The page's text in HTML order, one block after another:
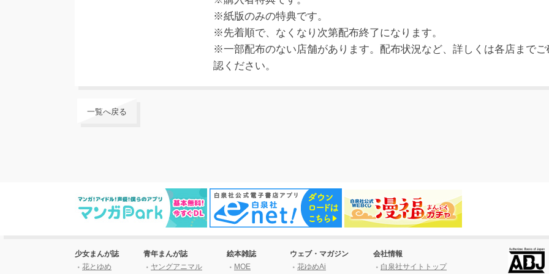
※紙版のみの特典です。
※先着順で、なくなり次第配布終了になります。
※一部配布のない店舗があります。配布状況など、詳しくは各店までご
認ください。
一覧へ戻る
少女まんが誌
花とゆめ
青年まんが誌
ヤングアニマル
絵本雑誌
MOE
ウェブ・マガジン
花ゆめAi
会社情報
白泉社サイトトップ